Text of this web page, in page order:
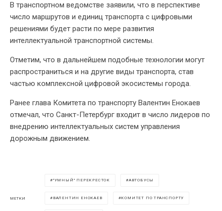
В транспортном ведомстве заявили, что в перспективе
число маршрутов и единиц транспорта с цифровыми
решениями будет расти по мере развития
интеллектуальной транспортной системы.
Отметим, что в дальнейшем подобные технологии могут
распространиться и на другие виды транспорта, став
частью комплексной цифровой экосистемы города.
Ранее глава Комитета по транспорту Валентин Енокаев
отмечал, что Санкт-Петербург входит в число лидеров по
внедрению интеллектуальных систем управления
дорожным движением.
МЕТКИ
"УМНЫЙ" ПЕРЕКРЕСТОК АВТОБУСЫ
ВАЛЕНТИН ЕНОКАЕВ КОМИТЕТ ПО ТРАНСПОРТУ